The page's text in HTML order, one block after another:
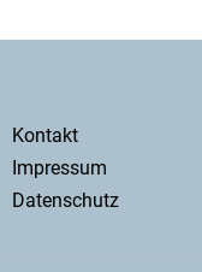
Secondary
menu
Kontakt
Impressum
Datenschutz